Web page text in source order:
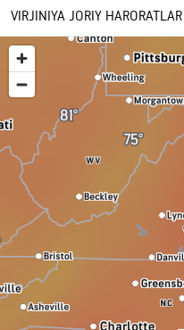
VIRJINIYA JORIY HARORATLAR